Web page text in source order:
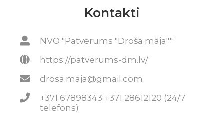
Kontakti
NVO "Patvērums "Drošā māja""
https://patverums-dm.lv/
drosa.maja@gmail.com
+371 67898343 +371 28612120 (24/7
telefons)